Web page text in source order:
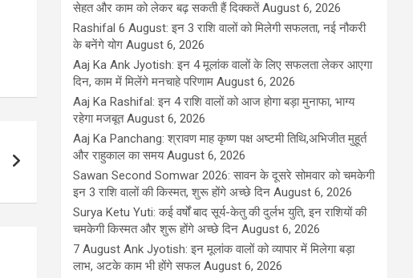
सेहत और काम को लेकर बढ़ सकती हैं दिक्कतें August 6, 2026
Rashifal 6 August: इन 3 राशि वालों को मिलेगी सफलता, नई नौकरी
के बनेंगे योग August 6, 2026
Aaj Ka Ank Jyotish: इन 4 मूलांक वालों के लिए सफलता लेकर आएगा
दिन, काम में मिलेंगे मनचाहे परिणाम August 6, 2026
Aaj Ka Rashifal: इन 4 राशि वालों को आज होगा बड़ा मुनाफा, भाग्य
रहेगा मजबूत August 6, 2026
Aaj Ka Panchang: श्रावण माह कृष्ण पक्ष अष्टमी तिथि,अभिजीत मुहूर्त
और राहुकाल का समय August 6, 2026
Sawan Second Somwar 2026: सावन के दूसरे सोमवार को चमकेगी
इन 3 राशि वालों की किस्मत, शुरू होंगे अच्छे दिन August 6, 2026
Surya Ketu Yuti: कई वर्षों बाद सूर्य-केतु की दुर्लभ युति, इन राशियों की
चमकेगी किस्मत और शुरू होंगे अच्छे दिन August 6, 2026
7 August Ank Jyotish: इन मूलांक वालों को व्यापार में मिलेगा बड़ा
लाभ, अटके काम भी होंगे सफल August 6, 2026